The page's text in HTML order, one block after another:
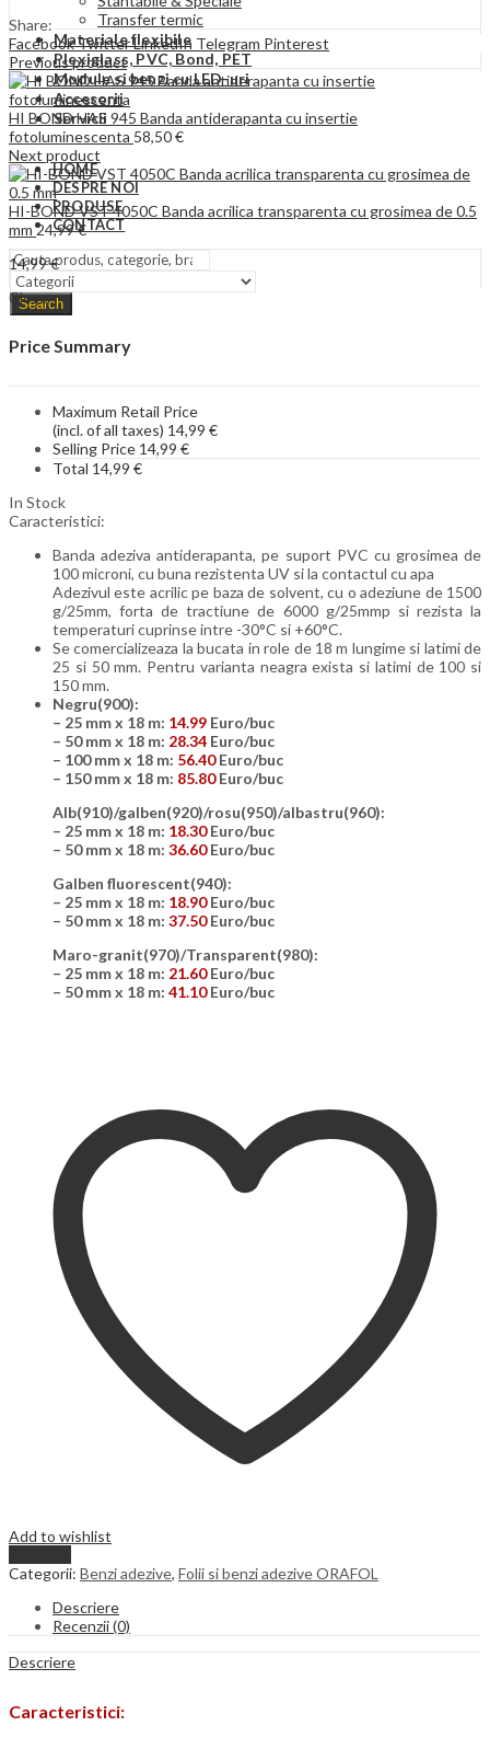
Transfer termic
Materiale flexibile
Plexiglass, PVC, Bond, PET
Module si benzi cu LED-uri
Accesorii
Servicii
HOME
DESPRE NOI
PRODUSE
CONTACT
Search
Share:
FacebookTwitterLinkedIn Telegram Pinterest
Previous product
HI BOND HAS 945 Banda antiderapanta cu insertie
fotoluminescenta 58,50€
Next product
HI-BOND VST 4050C Banda acrilica transparenta cu grosimea de 0.5
mm24,99€
14,99€
Close
Price Summary
Maximum Retail Price
(incl. of all taxes) 14,99 €
Selling Price 14,99 €
Total 14,99 €
In Stock
Caracteristici:
Banda adeziva antiderapanta, pe suport PVC cu grosimea de
100 microni, cu buna rezistenta UV si la contactul cu apa
Adezivul este acrilic pe baza de solvent, cu o adeziune de 1500
g/25mm, forta de tractiune de 6000 g/25mmp si rezista la
temperaturi cuprinse intre -30°C si +60°C.
Se comercializeaza la bucata in role de 18 m lungime si latimi de
25 si 50 mm. Pentru varianta neagra exista si latimi de 100 si
150 mm.
Negru(900):
– 25 mm x 18 m: 14.99 Euro/buc
– 50 mm x 18 m: 28.34 Euro/buc
– 100 mm x 18 m: 56.40Euro/buc
– 150 mm x 18 m: 85.80Euro/buc
Alb(910)/galben(920)/rosu(950)/albastru(960):
– 25 mm x 18 m: 18.30Euro/buc
– 50 mm x 18 m: 36.60Euro/buc
Galben fluorescent(940):
– 25 mm x 18 m: 18.90Euro/buc
– 50 mm x 18 m: 37.50Euro/buc
Maro-granit(970)/Transparent(980):
– 25 mm x 18 m: 21.60Euro/buc
– 50 mm x 18 m: 41.10Euro/buc
Add to wishlist
Categorii: Benzi adezive, Folii si benzi adezive ORAFOL
Descriere
Recenzii (0)
Descriere
Caracteristici: